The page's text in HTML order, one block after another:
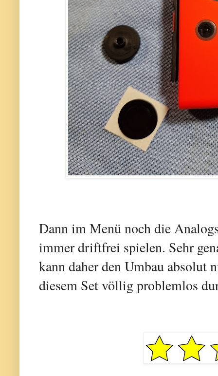
Dann im Menü noch die
immer driftfrei spielen. Sehr
kann daher den Umbau absolut
diesem Set völlig problemlos